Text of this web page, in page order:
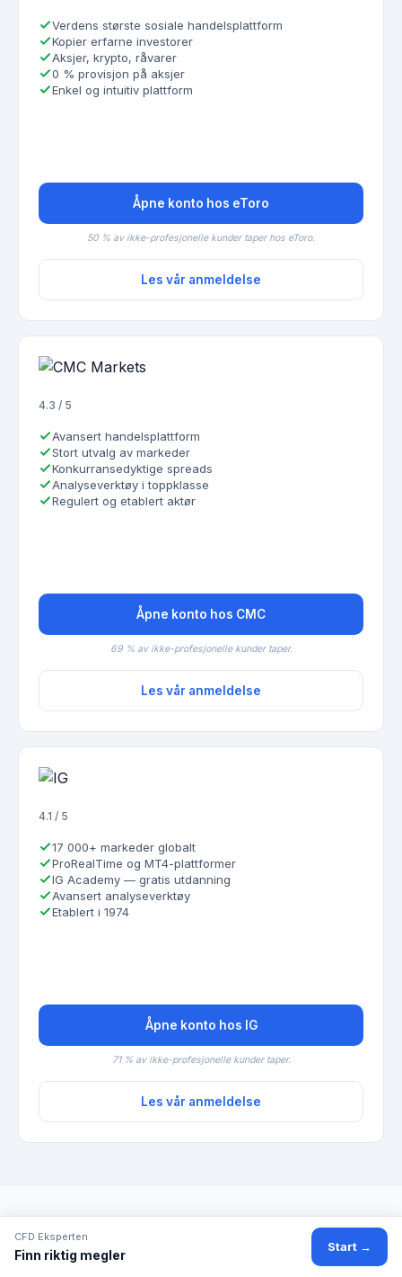
Verdens største sosiale handelsplattform
Kopier erfarne investorer
Aksjer, krypto, råvarer
0 % provisjon på aksjer
Enkel og intuitiv plattform
Åpne konto hos eToro
50 % av ikke-profesjonelle kunder taper hos eToro.
Les vår anmeldelse
4.3 / 5
Avansert handelsplattform
Stort utvalg av markeder
Konkurransedyktige spreads
Analyseverktøy i toppklasse
Regulert og etablert aktør
Åpne konto hos CMC
69 % av ikke-profesjonelle kunder taper.
Les vår anmeldelse
4.1 / 5
17 000+ markeder globalt
ProRealTime og MT4-plattformer
IG Academy — gratis utdanning
Avansert analyseverktøy
Etablert i 1974
Åpne konto hos IG
71 % av ikke-profesjonelle kunder taper.
Les vår anmeldelse
LES VIDERE
Relaterte artikler
CFD Eksperten
Finn riktig megler
Start →